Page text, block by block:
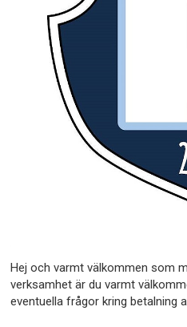
Hej och varmt välkommen som
verksamhet är du varmt
eventuella frågor kring betalning